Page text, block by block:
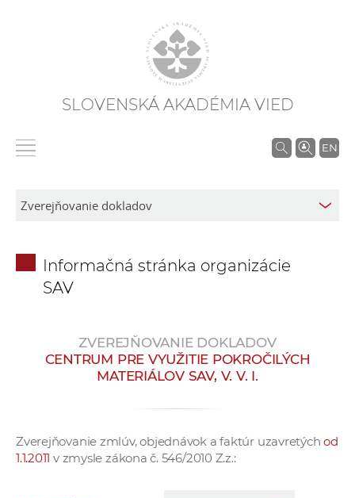
SLOVENSKÁ AKADÉMIA VIED
EN
V
e
a
Informačná stránka organizácie
SAV
ZVEREJŇOVANIE DOKLADOV
CENTRUM PRE VYUŽITIE POKROČILÝCH
MATERIÁLOV SAV, V. V. I.
Zverejňovanie zmlúv, objednávok a faktúr uzavretýchod
1.1.2011 v zmysle zákona č. 546/2010 Z.z.: